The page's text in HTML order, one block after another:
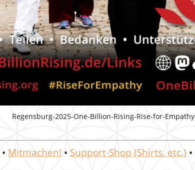
Regensburg-2025-One-Billion-Rising-Rise-for-Empathy
• Mitmachen! • Support-Shop (Shirts, etc.) •